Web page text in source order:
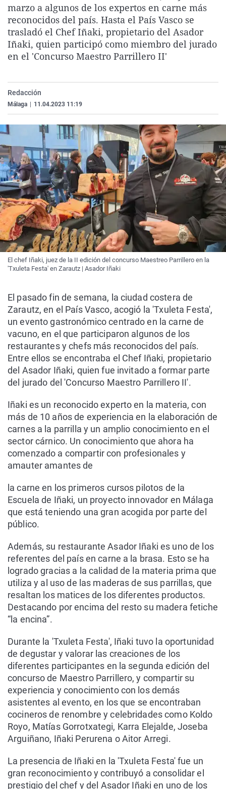
La rosa de los vientos
Gente viajera
Como el perro y el
Caso
Retornados
Equipo de
Operación Viuda
Extremadura
Galicia
La Rioja
Navarra
Virales
Televisión
Elecciones
marzo a algunos de los expertos en carne más
reconocidos del país. Hasta el País Vasco se
trasladó el Chef Iñaki, propietario del Asador
Iñaki, quien participó como miembro del jurado
en el 'Concurso Maestro Parrillero II'
Redacción
Málaga 11.04.2023 11:19
El chef Iñaki, juez de la II edición del concurso Maestreo Parrillero en la
'Txuleta Festa' en Zarautz | Asador Iñaki
El pasado fin de semana, la ciudad costera de
Zarautz, en el País Vasco, acogió la 'Txuleta Festa',
un evento gastronómico centrado en la carne de
vacuno, en el que participaron algunos de los
restaurantes y chefs más reconocidos del país.
Entre ellos se encontraba el Chef Iñaki, propietario
del Asador Iñaki, quien fue invitado a formar parte
del jurado del 'Concurso Maestro Parrillero II'.
Iñaki es un reconocido experto en la materia, con
más de 10 años de experiencia en la elaboración de
carnes a la parrilla y un amplio conocimiento en el
sector cárnico. Un conocimiento que ahora ha
comenzado a compartir con profesionales y
amauter amantes de
la carne en los primeros cursos pilotos de la
Escuela de Iñaki, un proyecto innovador en Málaga
que está teniendo una gran acogida por parte del
público.
Además, su restaurante Asador Iñaki es uno de los
referentes del país en carne a la brasa. Esto se ha
logrado gracias a la calidad de la materia prima que
utiliza y al uso de las maderas de sus parrillas, que
resaltan los matices de los diferentes productos.
Destacando por encima del resto su madera fetiche
“la encina”.
Durante la 'Txuleta Festa', Iñaki tuvo la oportunidad
de degustar y valorar las creaciones de los
diferentes participantes en la segunda edición del
concurso de Maestro Parrillero, y compartir su
experiencia y conocimiento con los demás
asistentes al evento, en los que se encontraban
cocineros de renombre y celebridades como Koldo
Royo, Matías Gorrotxategi, Karra Elejalde, Joseba
Arguiñano, Iñaki Perurena o Aitor Arregi.
La presencia de Iñaki en la 'Txuleta Festa' fue un
gran reconocimiento y contribuyó a consolidar el
prestigio del chef y del Asador Iñaki en uno de los